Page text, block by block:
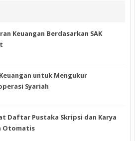
Keuangan Berdasarkan SAK
Keuangan untuk Mengukur
Syariah
Daftar Pustaka Skripsi dan Karya
Otomatis